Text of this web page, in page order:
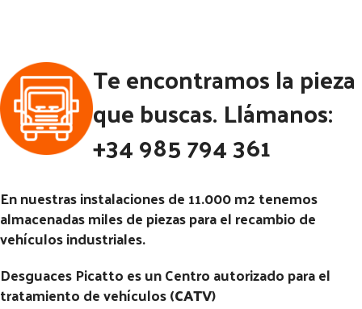
Te encontramos la pieza
que buscas. Llámanos:
+34 985 794 361
En nuestras instalaciones de 11.000 m2 tenemos
almacenadas miles de piezas para el recambio de
vehículos industriales.
Desguaces Picatto es un Centro autorizado para el
tratamiento de vehículos (CATV)